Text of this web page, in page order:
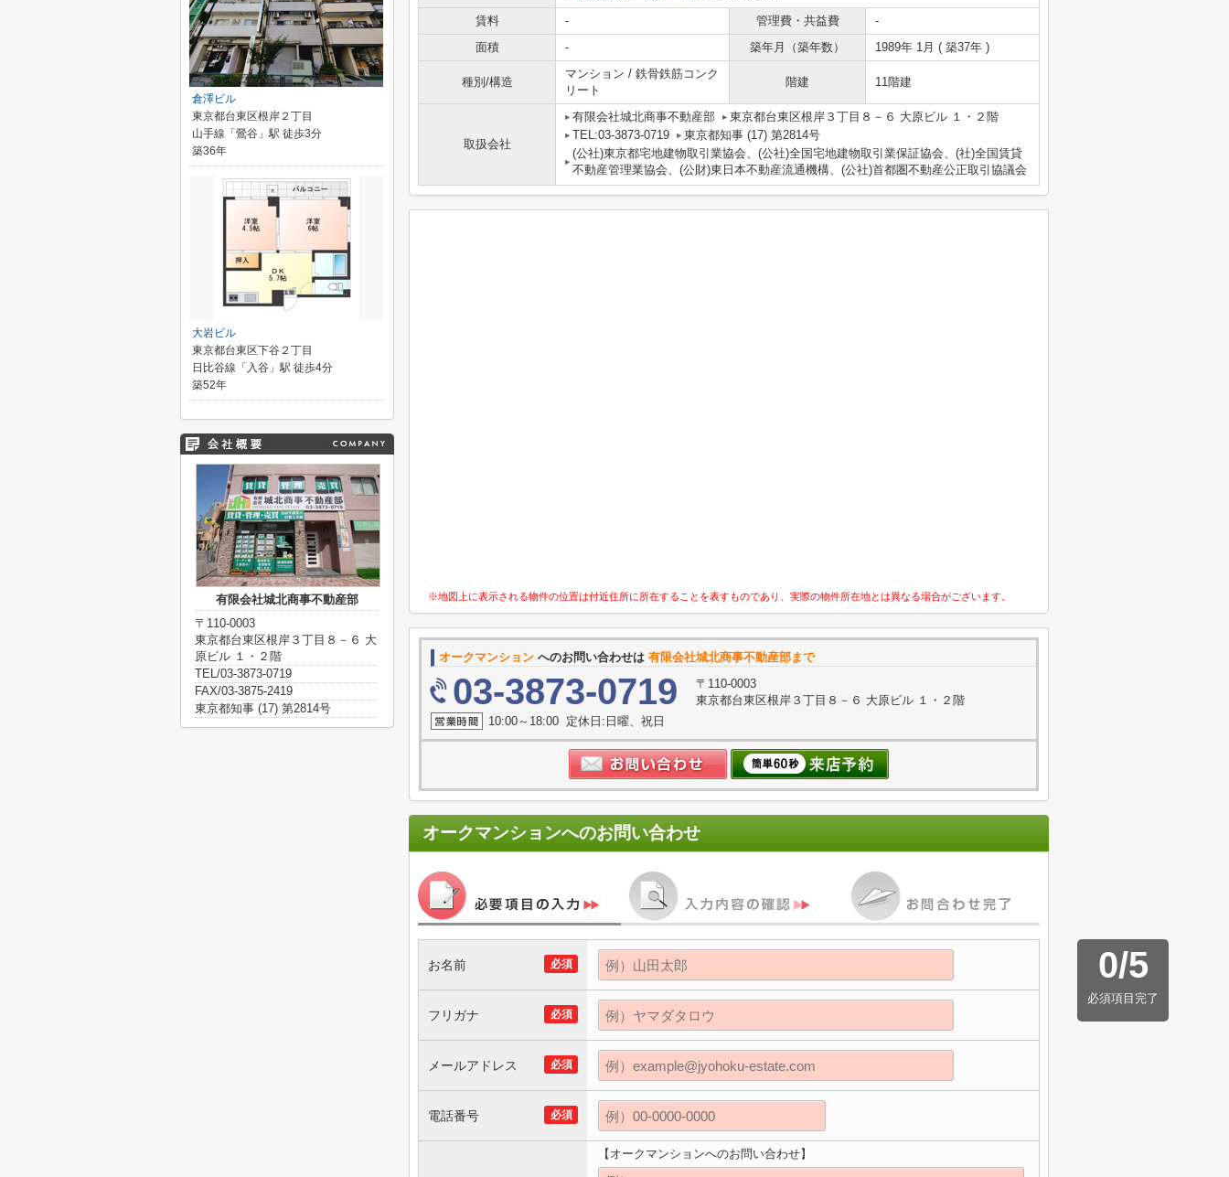
賃料 - 管理費・共益費
-
面積
- 築年月（築年数） 1989年 1月 ( 築37年 )
種別/構造
マンション / 鉄骨鉄筋コンク
リート
階建 11階建
取扱会社
有限会社城北商事不動産部
東京都台東区根岸３丁目８－６ 大原ビル １・２階
TEL:03-3873-0719
東京都知事 (17) 第2814号
(公社)東京都宅地建物取引業協会、(公社)全国宅地建物取引業保証協会、(社)全国賃貸
不動産管理業協会、(公財)東日本不動産流通機構、(公社)首都圏不動産公正取引協議会
※地図上に表示される物件の位置は付近住所に所在することを表すものであり、実際の物件所在地とは異なる場合がございます。
オークマンション へのお問い合わせは 有限会社城北商事不動産部まで
03-3873-0719
〒110-0003
東京都台東区根岸３丁目８－６ 大原ビル １・２階
10:00～18:00 定休日:日曜、祝日
オークマンションへのお問い合わせ
0/5
必須項目完了
必須
お名前
必須
フリガナ
必須
メールアドレス
必須
電話番号
【オークマンションへのお問い合わせ】
倉澤ビル
東京都台東区根岸２丁目
山手線「鶯谷」駅 徒歩3分
築36年
大岩ビル
東京都台東区下谷２丁目
日比谷線「入谷」駅 徒歩4分
築52年
有限会社城北商事不動産部
〒110-0003
東京都台東区根岸３丁目８－６ 大
原ビル １・２階
TEL/03-3873-0719
FAX/03-3875-2419
東京都知事 (17) 第2814号